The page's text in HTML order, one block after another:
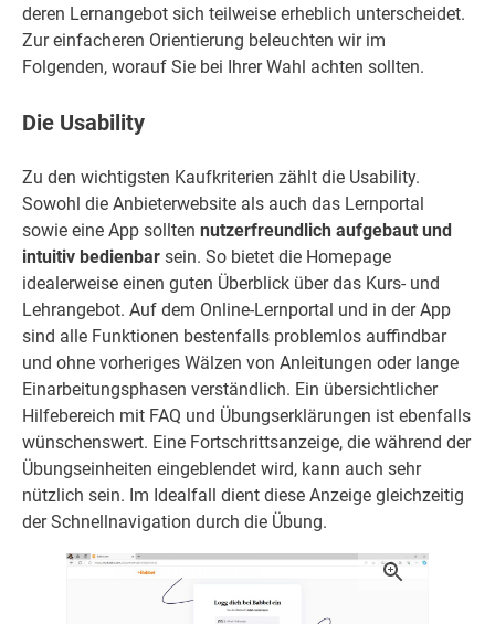
deren Lernangebot sich teilweise erheblich unterscheidet.
Zur einfacheren Orientierung beleuchten wir im
Folgenden, worauf Sie bei Ihrer Wahl achten sollten.
Die Usability
Zu den wichtigsten Kaufkriterien zählt die Usability.
Sowohl die Anbieterwebsite als auch das Lernportal
sowie eine App sollten nutzerfreundlich aufgebaut und
intuitiv bedienbar sein. So bietet die Homepage
idealerweise einen guten Überblick über das Kurs- und
Lehrangebot. Auf dem Online-Lernportal und in der App
sind alle Funktionen bestenfalls problemlos auffindbar
und ohne vorheriges Wälzen von Anleitungen oder lange
Einarbeitungsphasen verständlich. Ein übersichtlicher
Hilfebereich mit FAQ und Übungserklärungen ist ebenfalls
wünschenswert. Eine Fortschrittsanzeige, die während der
Übungseinheiten eingeblendet wird, kann auch sehr
nützlich sein. Im Idealfall dient diese Anzeige gleichzeitig
der Schnellnavigation durch die Übung.